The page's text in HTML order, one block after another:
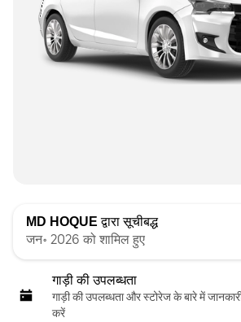
MD HOQUE द्वारा सूचीबद्ध
जन॰ 2026 को शामिल हुए
गाड़ी की उपलब्धता
गाड़ी की उपलब्धता और स्‍टोरेज के बारे में
करें